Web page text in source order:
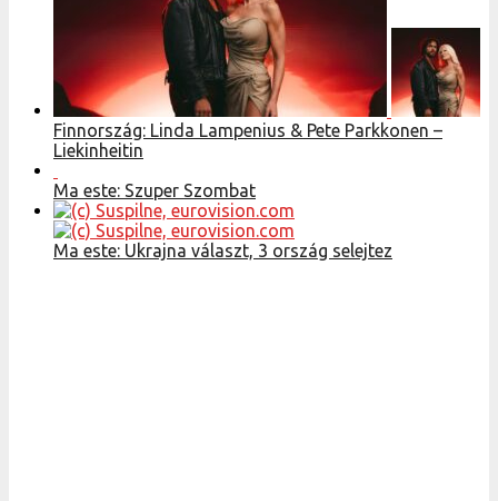
Finnország: Linda Lampenius & Pete Parkkonen –
Liekinheitin
Ma este: Szuper Szombat
Ma este: Ukrajna választ, 3 ország selejtez